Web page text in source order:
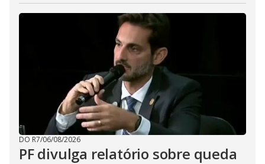
DO R7/06/08/2026
PF divulga relatório sobre queda